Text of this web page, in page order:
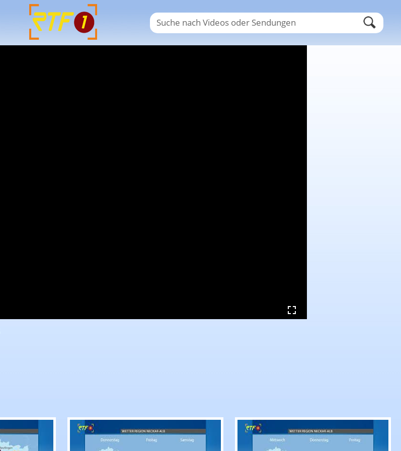
auf den 06.08.26RTF.1-Wetter: Ausblick auf den 05.08.26RTF.1-Wetter: Ausblick auf den